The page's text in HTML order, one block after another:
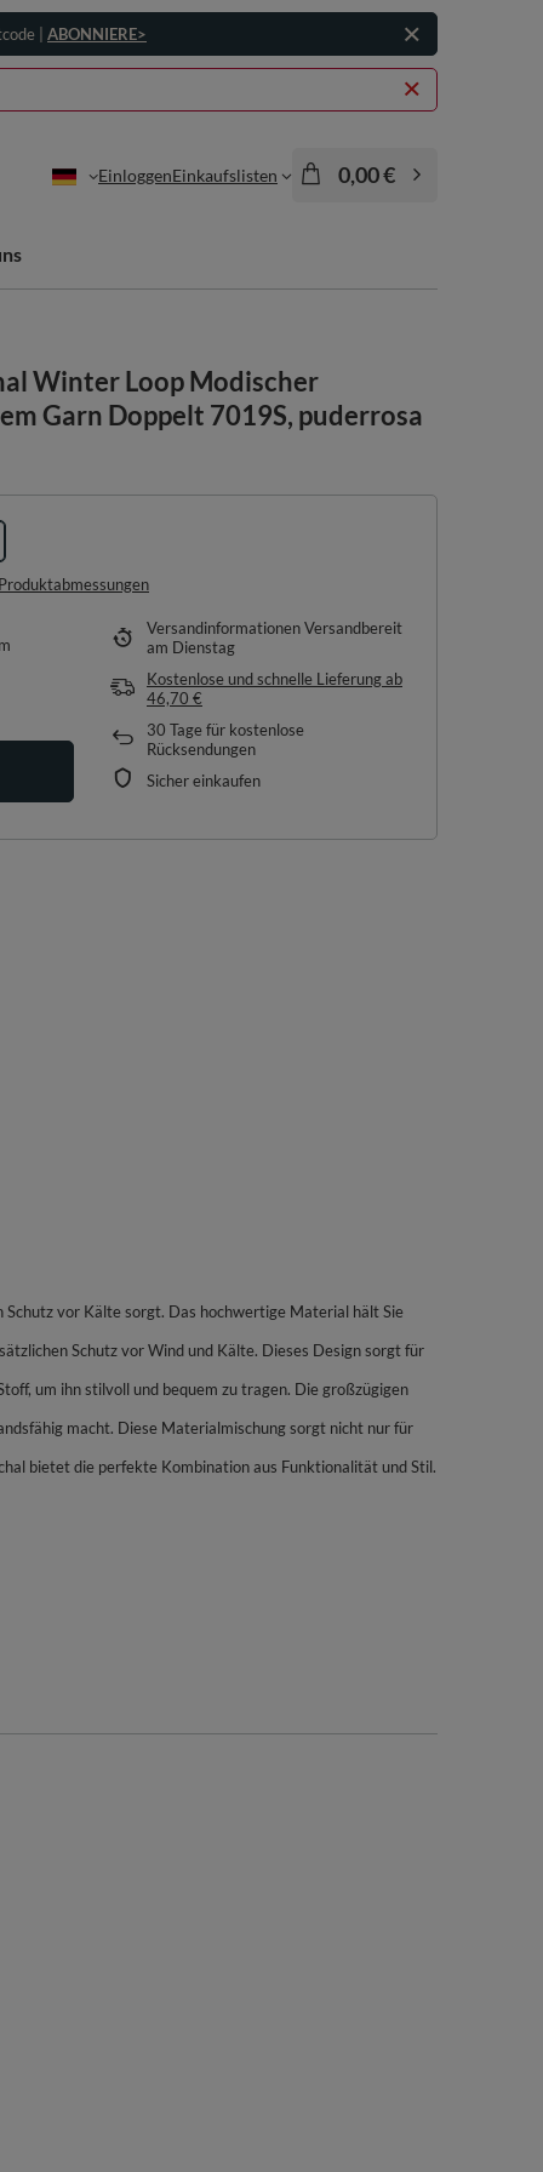
| ABONNIERE>
EinloggenEinkaufslisten 0,00 €
Winter Loop Modischer
Garn Doppelt 7019S, puderrosa
VersandinformationenVersandbereit
am Dienstag
Kostenlose und schnelle Lieferungab
46,70 €
30 Tage für kostenlose
Rücksendungen
Sicher einkaufen
vor Kälte sorgt. Das hochwertige Material hält Sie
Schutz vor Wind und Kälte. Dieses Design sorgt für
um ihn stilvoll und bequem zu tragen. Die großzügigen
macht. Diese Materialmischung sorgt nicht nur für
bietet die perfekte Kombination aus Funktionalität und Stil.